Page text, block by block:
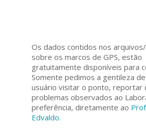
Os dados contidos nos
sobre os marcos de GPS, estão
gratuitamente disponíveis para
Somente pedimos a gentileza
usuário visitar o ponto, reportar
problemas observados ao
preferência, diretamente ao
Edvaldo.